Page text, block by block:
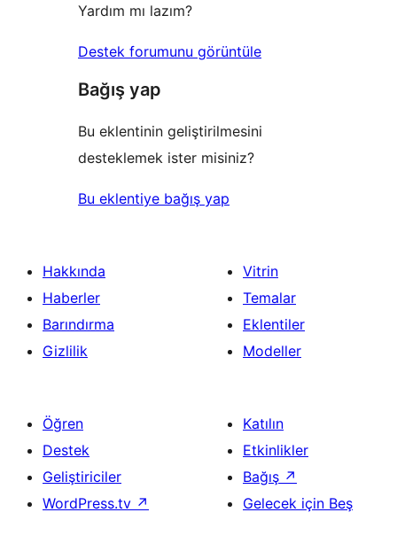
Yardım mı lazım?
Destek forumunu görüntüle
Bağış yap
Bu eklentinin geliştirilmesini
desteklemek ister misiniz?
Bu eklentiye bağış yap
Hakkında
Haberler
Barındırma
Gizlilik
Vitrin
Temalar
Eklentiler
Modeller
Öğren
Destek
Geliştiriciler
WordPress.tv ↗
Katılın
Etkinlikler
Bağış ↗
Gelecek için Beş